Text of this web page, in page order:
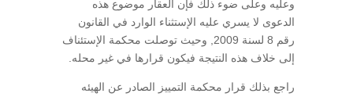
وعليه وعلى ضوء ذلك فإن العقار موضوع هذه
الدعوى لا يسري عليه الإستثناء الوارد في القانون
رقم 8 لسنة 2009, وحيث توصلت محكمة الإستئناف
إلى خلاف هذه النتيجة فيكون قرارها في غير محله.
راجع بذلك قرار محكمة التمييز الصادر عن الهيئه